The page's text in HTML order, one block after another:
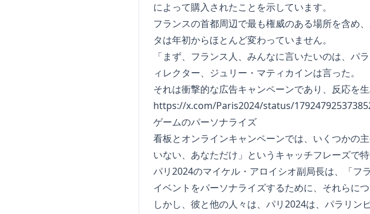
によって購入されたことを示しています。
フランスの首都周辺で最も権威のある場所を含め
タは年初からほとんど変わっていません。
「まず、フランス人、みんなに言いたいのは、
ィレクター、ジュリー・マティカインは言った。
それは衝撃的な広告キャンペーンであり、反応を
https://x.com/Paris2024/status/
ゲームのパーソナライズ
看板とオンラインキャンペーンでは、いくつかの
いない、あなただけ」というキャッチフレーズで特
パリ2024のマイケル・アロイシオ副局長は、「フ
イベントをパーソナライズするために、それらに
しかし、彼と他の人々は、パリ2024は、パラリン